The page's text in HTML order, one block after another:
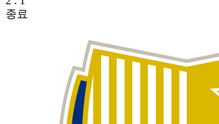
종료